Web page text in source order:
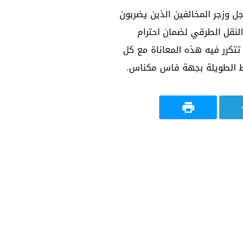
وزجر المخالفين الذين يضربون
الطرقي لضمان احترام
فيه هذه المعاناة مع كل
الطويلة بجهة فاس مكناس.